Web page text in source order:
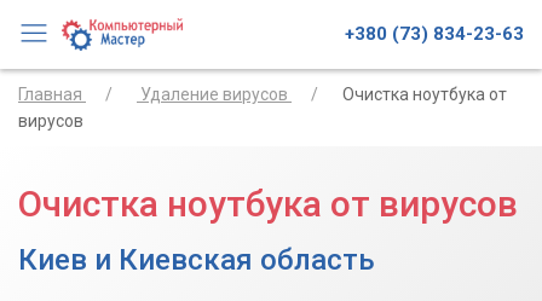
+380 (73) 834-23-63
Главная Удаление вирусов
Очистка ноутбука от
вирусов
Очистка ноутбука от вирусов
Киев и Киевская область